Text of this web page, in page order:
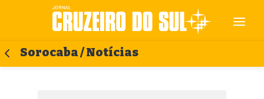
Sorocaba / Notícias